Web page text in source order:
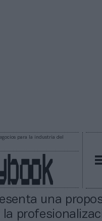
para la industria del
una
la